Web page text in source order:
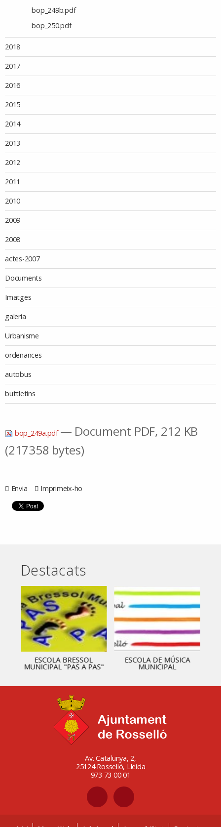
bop_249b.pdf
bop_250.pdf
2018
2017
2016
2015
2014
2013
2012
2011
2010
2009
2008
actes-2007
Documents
Imatges
galeria
Urbanisme
ordenances
autobus
buttletins
bop_249a.pdf — Document PDF, 212 KB
(217358 bytes)
Envia Imprimeix-ho
Destacats
ESCOLA BRESSOL
MUNICIPAL "PAS A PAS"
ESCOLA DE MÚSICA
MUNICIPAL
Av. Catalunya, 2,
25124 Rosselló, Lleida
973 73 00 01